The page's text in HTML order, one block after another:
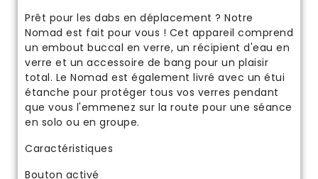
Prêt pour les dabs en déplacement ? Notre
Nomad est fait pour vous ! Cet appareil comprend
un embout buccal en verre, un récipient d'eau en
verre et un accessoire de bang pour un plaisir
total. Le Nomad est également livré avec un étui
étanche pour protéger tous vos verres pendant
que vous l'emmenez sur la route pour une séance
en solo ou en groupe.
Caractéristiques
Bouton activé